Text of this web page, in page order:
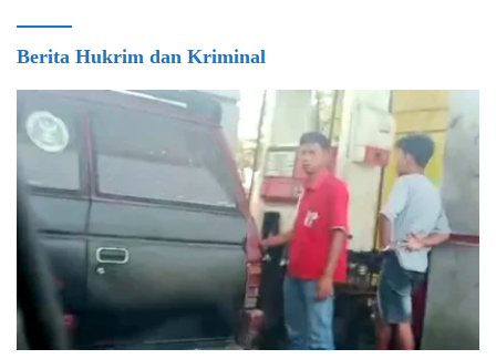
Berita Hukrim dan Kriminal